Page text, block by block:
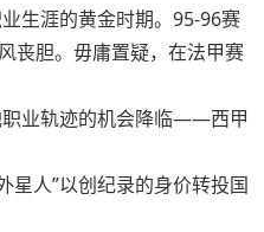
生涯的黄金时期。95-96赛
丧胆。毋庸置疑，在法甲赛
职业轨迹的机会降临——西甲
星人”以创纪录的身价转投国